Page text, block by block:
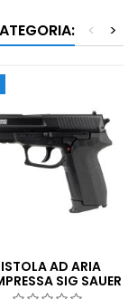
>
<
AD ARIA
SIG SAUER
CO2 - SLITTA IN